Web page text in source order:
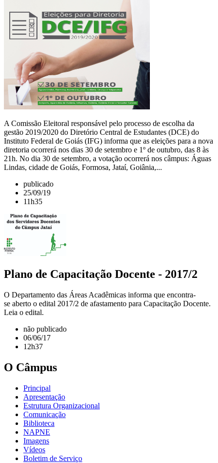
A Comissão Eleitoral responsável pelo processo de escolha da
gestão 2019/2020 do Diretório Central de Estudantes (DCE) do
Instituto Federal de Goiás (IFG) informa que as eleições para a nova
diretoria ocorrerá nos dias 30 de setembro e 1º de outubro, das 8 às
21h. No dia 30 de setembro, a votação ocorrerá nos câmpus: Águas
Lindas, cidade de Goiás, Formosa, Jataí, Goiânia,...
publicado
25/09/19
11h35
Plano de Capacitação Docente - 2017/2
O Departamento das Áreas Acadêmicas informa que encontra-
se aberto o edital 2017/2 de afastamento para Capacitação Docente.
Leia o edital.
não publicado
06/06/17
12h37
O Câmpus
Principal
Apresentação
Estrutura Organizacional
Comunicação
Biblioteca
NAPNE
Imagens
Vídeos
Boletim de Serviço